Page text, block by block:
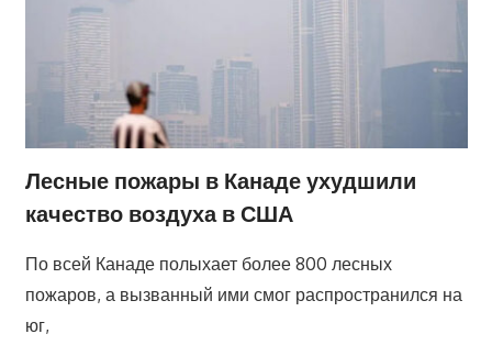
Лесные пожары в Канаде ухудшили
качество воздуха в США
По всей Канаде полыхает более 800 лесных
пожаров, а вызванный ими смог распространился на
юг,